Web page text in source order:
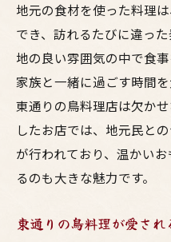
地元の食材を使った料理
でき、訪れるたびに違っ
地の良い雰囲気の中で食
家族と一緒に過ごす時間
東通りの鳥料理店は欠か
したお店では、地元民と
が行われており、温かい
るのも大きな魅力です。
東通りの鳥料理が愛され